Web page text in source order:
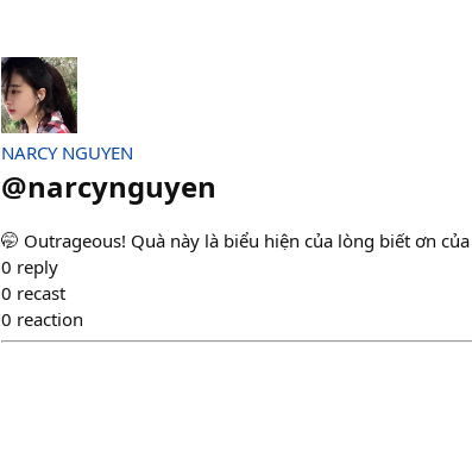
NARCY NGUYEN
@narcynguyen
🤭 Outrageous! Quà này là biểu hiện của lòng biết ơn
0 reply
0 recast
0 reaction